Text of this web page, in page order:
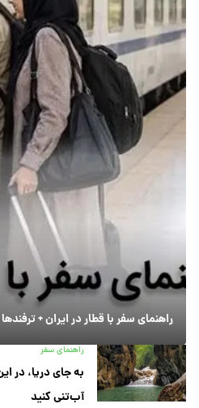
راهنمای سفر با قطار در ایران +
راهنمای سفر
به جای دریا، در
آب‌تنی کنید